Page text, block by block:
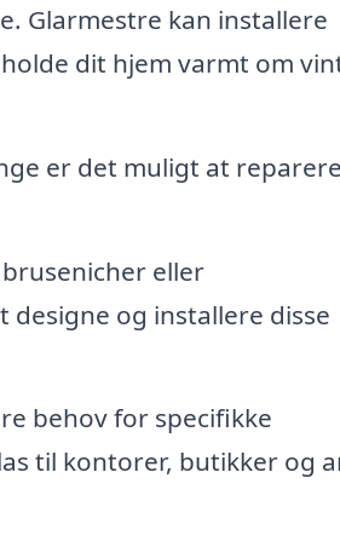
Glarmestre kan installere
dit hjem varmt om
er det muligt at reparere
eller
og installere disse
behov for specifikke
til kontorer, butikker og